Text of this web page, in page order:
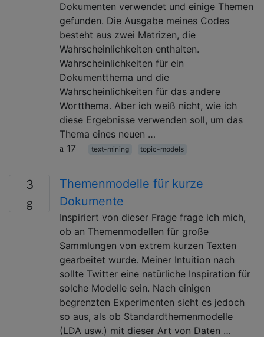
Dokumenten verwendet und einige Themen
gefunden. Die Ausgabe meines Codes
besteht aus zwei Matrizen, die
Wahrscheinlichkeiten enthalten.
Wahrscheinlichkeiten für ein
Dokumentthema und die
Wahrscheinlichkeiten für das andere
Wortthema. Aber ich weiß nicht, wie ich
diese Ergebnisse verwenden soll, um das
Thema eines neuen …
17
text-mining topic-models
3
Themenmodelle für kurze
Dokumente
Inspiriert von dieser Frage frage ich mich,
ob an Themenmodellen für große
Sammlungen von extrem kurzen Texten
gearbeitet wurde. Meiner Intuition nach
sollte Twitter eine natürliche Inspiration für
solche Modelle sein. Nach einigen
begrenzten Experimenten sieht es jedoch
so aus, als ob Standardthemenmodelle
(LDA usw.) mit dieser Art von Daten …